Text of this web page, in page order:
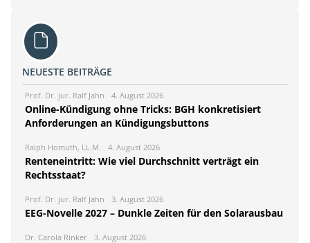
NEUESTE BEITRÄGE
Prof. Dr. jur. Ralf Jahn 4. August 2026
Online-Kündigung ohne Tricks: BGH konkretisiert
Anforderungen an Kündigungsbuttons
Ralph Homuth, LL.M. 4. August 2026
Renteneintritt: Wie viel Durchschnitt verträgt ein
Rechtsstaat?
Prof. Dr. jur. Ralf Jahn 3. August 2026
EEG-Novelle 2027 – Dunkle Zeiten für den Solarausbau
Dr. Carola Rinker 3. August 2026